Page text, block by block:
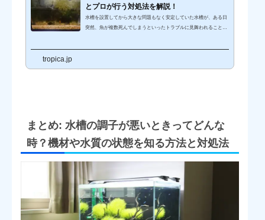
とプロが行う対処法を解説！
水槽を設置してから大きな問題もなく安定していた水槽が、ある日
突然、魚が複数死んでしまうといったトラブルに見舞われること
tropica.jp
まとめ: 水槽の調子が悪いときってどんな
時？機材や水質の状態を知る方法と対処法